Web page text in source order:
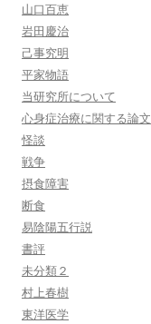
山口百恵
岩田慶治
己事究明
平家物語
当研究所について
心身症治療に関する論文
怪談
戦争
摂食障害
断食
易陰陽五行説
書評
未分類２
村上春樹
東洋医学